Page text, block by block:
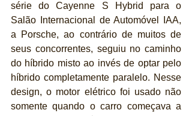
série do Cayenne S Hybrid para o
Salão Internacional de Automóvel IAA,
a Porsche, ao contrário de muitos de
seus concorrentes, seguiu no caminho
do híbrido misto ao invés de optar pelo
híbrido completamente paralelo. Nesse
design, o motor elétrico foi usado não
somente quando o carro começava a